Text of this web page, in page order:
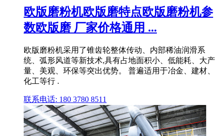
欧版磨粉机欧版磨特点欧版磨粉机参
数欧版磨 厂家价格通用 ...
欧版磨粉机采用了锥齿轮整体传动、内部稀油润滑系
统、弧形风道等新技术,具有占地面积小、低能耗、大产
量、美观、环保等突出优势。 普遍适用于冶金、建材、
化工等行 .
联系电话: 180 3780 8511